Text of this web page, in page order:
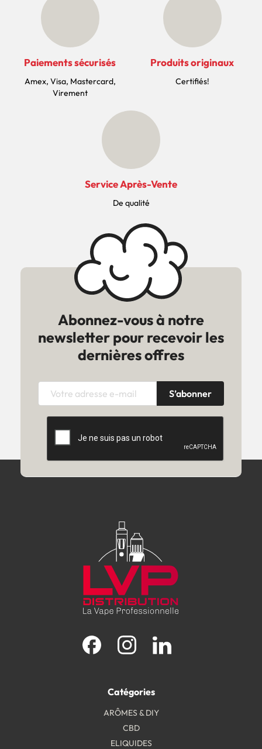
Paiements sécurisés
Amex, Visa, Mastercard,
Virement
Produits originaux
Certifiés!
Service Après-Vente
De qualité
Abonnez-vous à notre
newsletter pour recevoir les
dernières offres
Catégories
ARÔMES & DIY
CBD
ELIQUIDES
Facebook Instagram